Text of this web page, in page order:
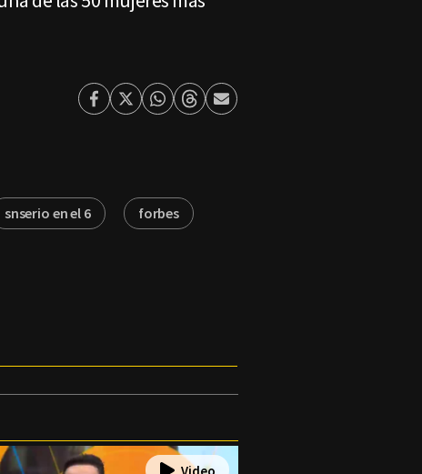
Facebook
TwitterWhatsapp
ThreadsEnviar
snserio en el 6 forbes